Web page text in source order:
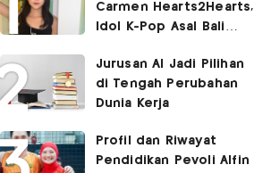
Carmen Hearts2Hearts,
Idol K-Pop Asal Bali
Entertainment
Jurusan AI Jadi Pilihan
di Tengah Perubahan
Dunia Kerja
Profil dan Riwayat
Pendidikan Pevoli Alfin